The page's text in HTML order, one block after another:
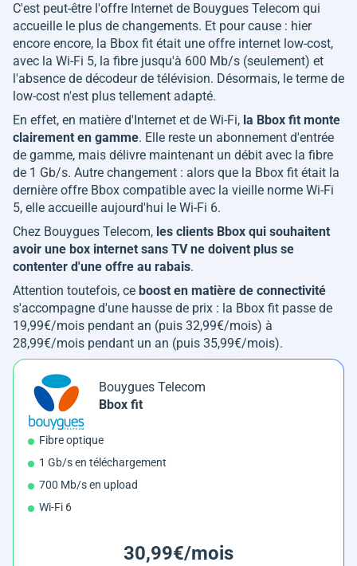
C'est peut-être l'offre Internet de Bouygues Telecom qui
accueille le plus de changements. Et pour cause : hier
encore encore, la Bbox fit était une offre internet low-cost,
avec la Wi-Fi 5, la fibre jusqu'à 600 Mb/s (seulement) et
l'absence de décodeur de télévision. Désormais, le terme de
low-cost n'est plus tellement adapté.
En effet, en matière d'Internet et de Wi-Fi, la Bbox fit monte
clairement en gamme. Elle reste un abonnement d'entrée
de gamme, mais délivre maintenant un débit avec la fibre
de 1 Gb/s. Autre changement : alors que la Bbox fit était la
dernière offre Bbox compatible avec la vieille norme Wi-Fi
5, elle accueille aujourd'hui le Wi-Fi 6.
Chez Bouygues Telecom, les clients Bbox qui souhaitent
avoir une box internet sans TV ne doivent plus se
contenter d'une offre au rabais.
Attention toutefois, ce boost en matière de connectivité
s'accompagne d'une hausse de prix : la Bbox fit passe de
19,99€/mois pendant an (puis 32,99€/mois) à
28,99€/mois pendant un an (puis 35,99€/mois).
Bouygues Telecom
Bbox fit
Fibre optique
1 Gb/s en téléchargement
700 Mb/s en upload
Wi-Fi 6
30,99€/mois